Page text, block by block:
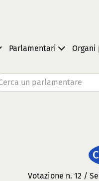
Parlamentari
un parlamentare
Votazione n. 12 /